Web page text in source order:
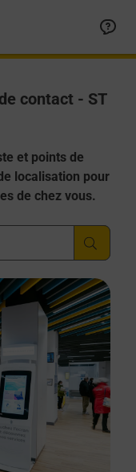
contact - ST
et points de
localisation pour
de chez vous.